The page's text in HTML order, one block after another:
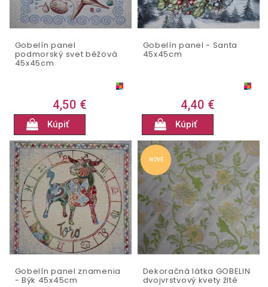
Gobelín panel
podmorský svet béžová
45x45cm
4,50 €
Kúpiť
Gobelín panel - Santa
45x45cm
4,40 €
Kúpiť
Gobelín panel znamenia
- Býk 45x45cm
NOVÉ
Dekoračná látka GOBELIN
dvojvrstvový kvety žlté